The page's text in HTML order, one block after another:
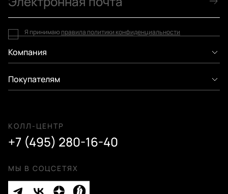
Компания
Покупателям
КОЛЛ-ЦЕНТР
+7 (495) 280-16-40
МЫ В СОЦСЕТЯХ
Я принимаю правила политики конфиденциальности